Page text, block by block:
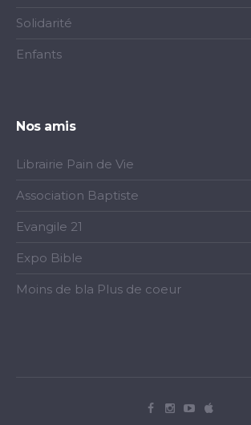
Solidarité
Enfants
Nos amis
Librairie Pain de Vie
Association Baptiste
Evangile 21
Expo Bible
Moins de bla Plus de coeur